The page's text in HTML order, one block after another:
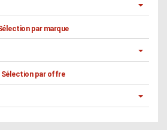
par marque
Sélection par offre